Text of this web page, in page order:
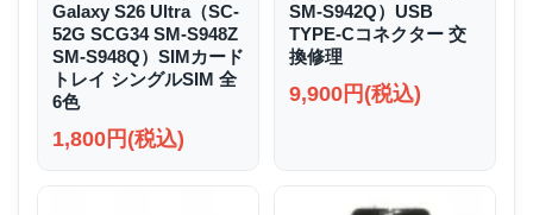
Galaxy S26 Ultra（SC-
52G SCG34 SM-S948Z
SM-S948Q）SIMカード
トレイ シングルSIM 全
6色
1,800円(税込)
SM-S942Q）USB
TYPE-Cコネクター 交
換修理
9,900円(税込)